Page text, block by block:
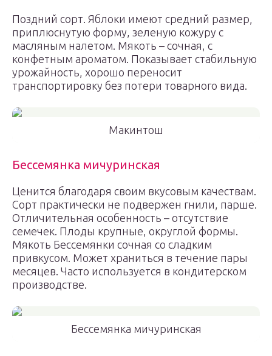
Поздний сорт. Яблоки имеют средний размер,
приплюснутую форму, зеленую кожуру с
масляным налетом. Мякоть – сочная, с
конфетным ароматом. Показывает стабильную
урожайность, хорошо переносит
транспортировку без потери товарного вида.
Макинтош
Бессемянка мичуринская
Ценится благодаря своим вкусовым качествам.
Сорт практически не подвержен гнили, парше.
Отличительная особенность – отсутствие
семечек. Плоды крупные, округлой формы.
Мякоть Бессемянки сочная со сладким
привкусом. Может храниться в течение пары
месяцев. Часто используется в кондитерском
производстве.
Бессемянка мичуринская